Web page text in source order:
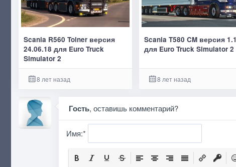
Scania R560 Tolner версия
24.06.18 для Euro Truck
Simulator 2
8 лет назад
Scania T580 CM версия 1.1
для Euro Truck Simulator 2
8 лет назад
Гость, оставишь комментарий?
Имя:*